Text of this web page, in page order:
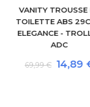
VANITY TROUSSE
TOILETTE ABS
ELEGANCE -
ADC
69,99 € 14,89